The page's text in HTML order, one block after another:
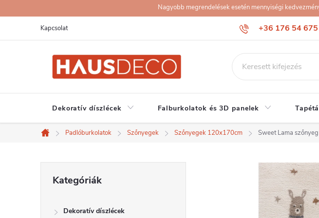
a
Nagyobb megrendelések esetén mennyiségi
+36 176 54 675
Kapcsolat
Dekoratív díszlécek Falburkolatok és 3D panelek
Kezdőlap
Padlóburkolatok Szőnyegek Szőnyegek 120x170cm Sweet Lama
O
átugrása
Kategóriák
Dekoratív díszlécek